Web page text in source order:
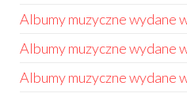
Albumy muzyczne wydane
Albumy muzyczne wydane
Albumy muzyczne wydane